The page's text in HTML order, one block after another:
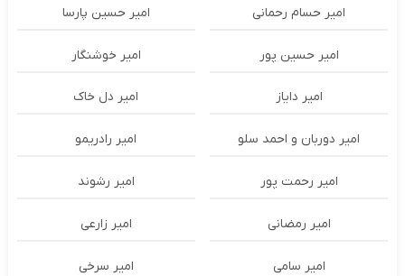
امیر حسام رحمانی امیر حسین پارسا
امیر حسین پور امیر خوشنگار
امیر دایاز امیر دل خاک
امیر دوربان و احمد سلو امیر رادریمو
امیر رحمت پور امیر رشوند
امیر رمضانی امیر زارعی
امیر سامی امیر سرخی